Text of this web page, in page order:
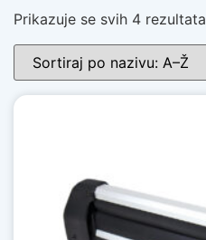
Prikazuje se svih 4 rezultata